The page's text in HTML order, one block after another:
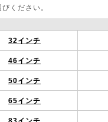
ください。
32インチ
46インチ
50インチ
65インチ